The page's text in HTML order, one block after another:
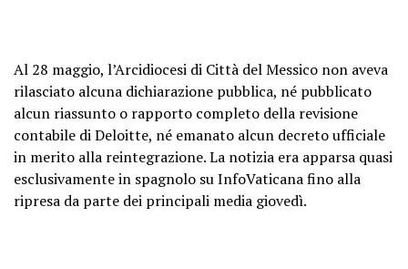
Al 28 maggio, l’Arcidiocesi di Città del Messico non aveva
rilasciato alcuna dichiarazione pubblica, né pubblicato
alcun riassunto o rapporto completo della revisione
contabile di Deloitte, né emanato alcun decreto ufficiale
in merito alla reintegrazione. La notizia era apparsa quasi
esclusivamente in spagnolo su InfoVaticana fino alla
ripresa da parte dei principali media giovedì.